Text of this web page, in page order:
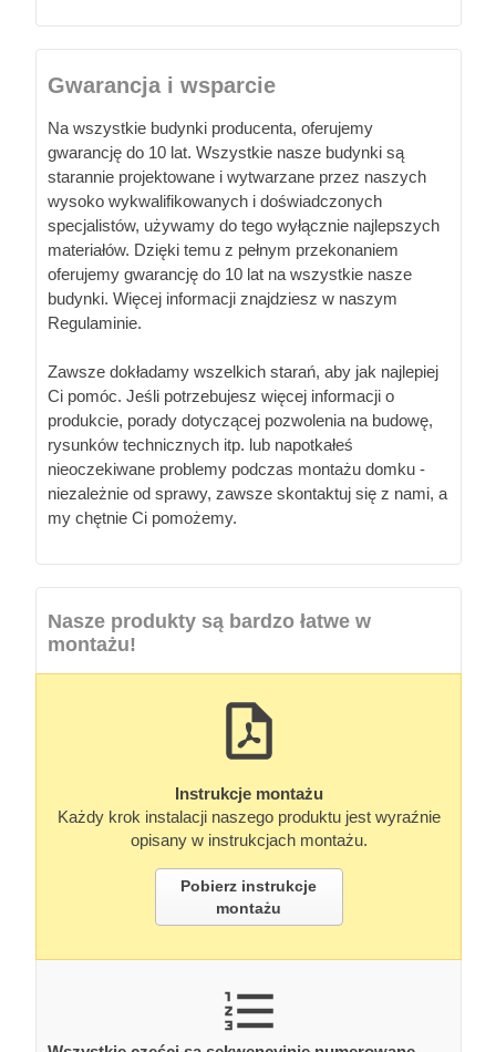
Gwarancja i wsparcie
Na wszystkie budynki producenta, oferujemy
gwarancję do 10 lat. Wszystkie nasze budynki są
starannie projektowane i wytwarzane przez naszych
wysoko wykwalifikowanych i doświadczonych
specjalistów, używamy do tego wyłącznie najlepszych
materiałów. Dzięki temu z pełnym przekonaniem
oferujemy gwarancję do 10 lat na wszystkie nasze
budynki. Więcej informacji znajdziesz w naszym
Regulaminie.
Zawsze dokładamy wszelkich starań, aby jak najlepiej
Ci pomóc. Jeśli potrzebujesz więcej informacji o
produkcie, porady dotyczącej pozwolenia na budowę,
rysunków technicznych itp. lub napotkałeś
nieoczekiwane problemy podczas montażu domku -
niezależnie od sprawy, zawsze skontaktuj się z nami, a
my chętnie Ci pomożemy.
Nasze produkty są bardzo łatwe w
montażu!
Instrukcje montażu
Każdy krok instalacji naszego produktu jest wyraźnie
opisany w instrukcjach montażu.
Pobierz instrukcje
montażu